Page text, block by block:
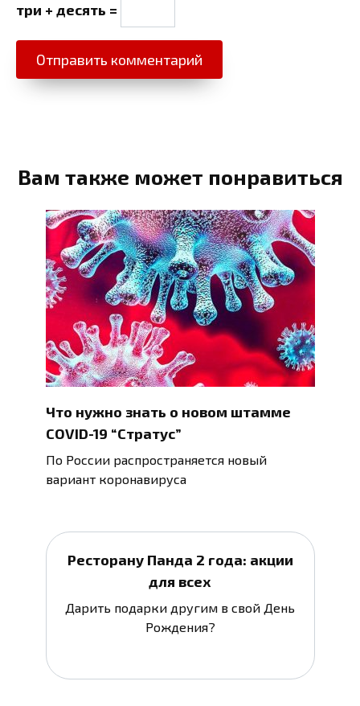
три + десять =
Вам также может понравиться
Что нужно знать о новом штамме
COVID-19 “Стратус”
По России распространяется новый
вариант коронавируса
Ресторану Панда 2 года: акции
для всех
Дарить подарки другим в свой День
Рождения?